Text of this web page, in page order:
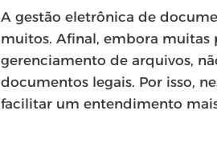
A gestão eletrônica de
muitos. Afinal, embora muitas
gerenciamento de arquivos,
documentos legais. Por isso,
facilitar um entendimento